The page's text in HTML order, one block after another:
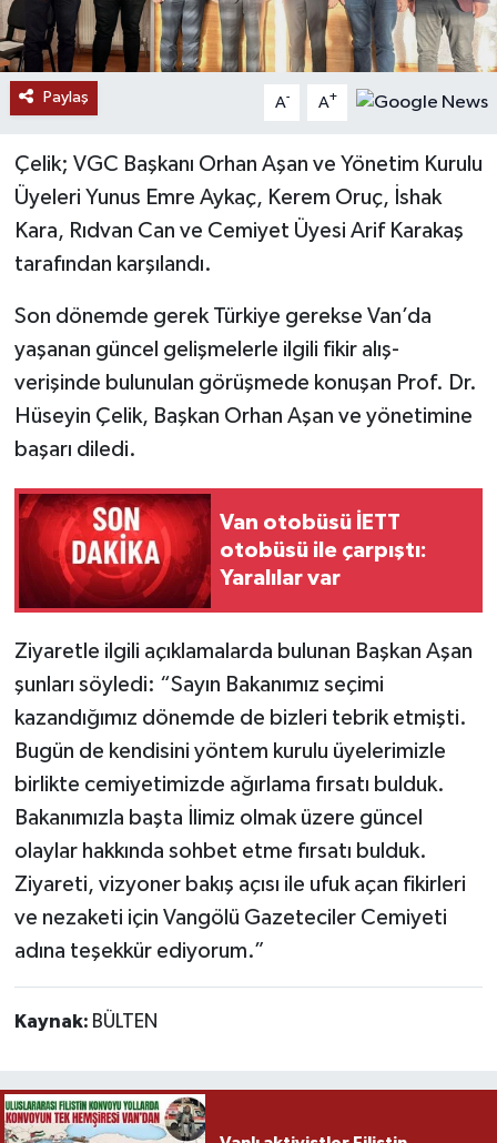
Paylaş A- A+
Çelik; VGC Başkanı Orhan Aşan ve Yönetim Kurulu
Üyeleri Yunus Emre Aykaç, Kerem Oruç, İshak
Kara, Rıdvan Can ve Cemiyet Üyesi Arif Karakaş
tarafından karşılandı.
Son dönemde gerek Türkiye gerekse Van’da
yaşanan güncel gelişmelerle ilgili fikir alış-
verişinde bulunulan görüşmede konuşan Prof. Dr.
Hüseyin Çelik, Başkan Orhan Aşan ve yönetimine
başarı diledi.
Van otobüsü İETT
otobüsü ile çarpıştı:
Yaralılar var
Ziyaretle ilgili açıklamalarda bulunan Başkan Aşan
şunları söyledi: “Sayın Bakanımız seçimi
kazandığımız dönemde de bizleri tebrik etmişti.
Bugün de kendisini yöntem kurulu üyelerimizle
birlikte cemiyetimizde ağırlama fırsatı bulduk.
Bakanımızla başta İlimiz olmak üzere güncel
olaylar hakkında sohbet etme fırsatı bulduk.
Ziyareti, vizyoner bakış açısı ile ufuk açan fikirleri
ve nezaketi için Vangölü Gazeteciler Cemiyeti
adına teşekkür ediyorum.”
Kaynak: BÜLTEN